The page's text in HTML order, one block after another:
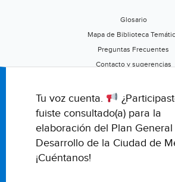
Glosario
Mapa de Biblioteca
Preguntas Frecuentes
Contacto y sugerencias
Califica este portal
Tu voz cuenta.
fuiste consultado(a) para la
elaboración del Plan
Desarrollo de la Ciudad de
¡Cuéntanos!